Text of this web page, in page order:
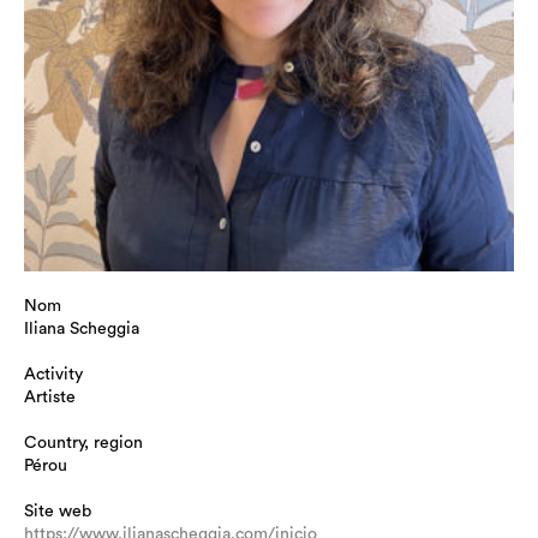
Nom
Iliana Scheggia
Activity
Artiste
Country, region
Pérou
Site web
https://www.ilianascheggia.com/inicio